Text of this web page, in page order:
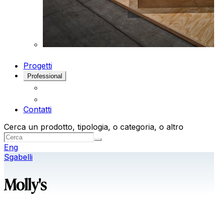
Progetti
Professional
Contatti
Cerca un prodotto, tipologia, o categoria, o altro
Eng
Sgabelli
Molly's